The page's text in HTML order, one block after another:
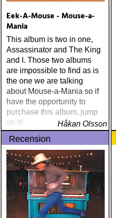
Eek-A-Mouse - Mouse-a-
Mania
This album is two in one,
Assassinator and The King
and I. Those two albums
are impossible to find as is
the one we are talking
about Mouse-a-Mania so if
have the opportunity to
purchase this album, jump
on it!
Håkan Olsson
Recension